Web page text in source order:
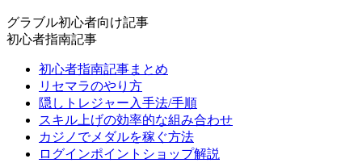
グラブル初心者向け記事
初心者指南記事
初心者指南記事まとめ
リセマラのやり方
隠しトレジャー入手法/手順
スキル上げの効率的な組み合わせ
カジノでメダルを稼ぐ方法
ログインポイントショップ解説